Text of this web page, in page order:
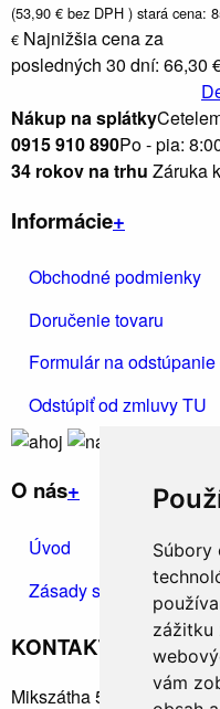
Súbory
zážitku
vám
(53,90 € bez DPH ) stará cena:
€ Najnižšia cena za
posledných 30 dní: 66,30
Nákup na splátky
0915 910 890Po - pia:
34 rokov na trhu Záruka
Informácie+
Obchodné podmienky
Doručenie tovaru
Formulár na
Odstúpiť od zmluvy TU
O nás+
Úvod Kontakt
Zásady spracúvania
KONTAKTUJTE NÁS
Mikszátha 5, Rimavská